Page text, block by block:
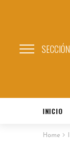
SECCIÓN
INICIO
Home